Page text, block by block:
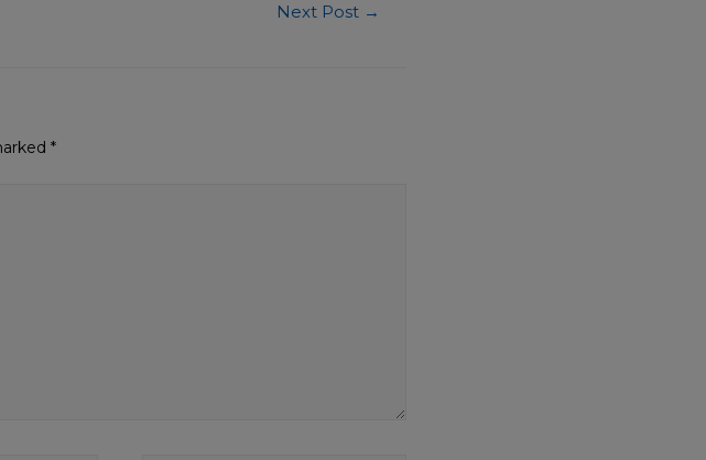
Next Post →
*